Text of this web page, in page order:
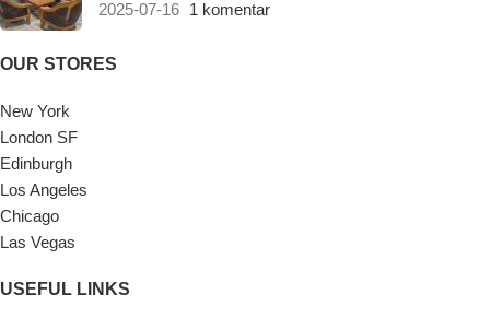
2025-07-16 1 komentar
OUR STORES
New York
London SF
Edinburgh
Los Angeles
Chicago
Las Vegas
USEFUL LINKS